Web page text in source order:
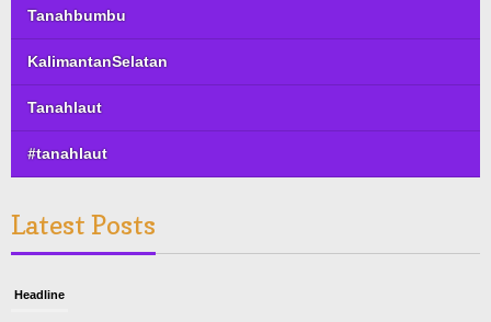
Tanahbumbu
KalimantanSelatan
Tanahlaut
#tanahlaut
Latest Posts
Headline